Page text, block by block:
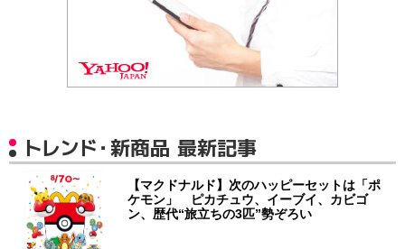
トレンド・新商品 最新記事
【マクドナルド】次のハッピーセットは「ポ
ケモン」 ピカチュウ、イーブイ、カビゴ
ン、歴代“旅立ちの3匹”勢ぞろい